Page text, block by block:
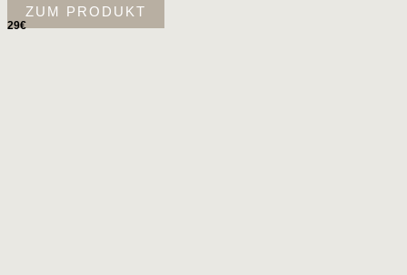
ZUM PRODUKT
29€